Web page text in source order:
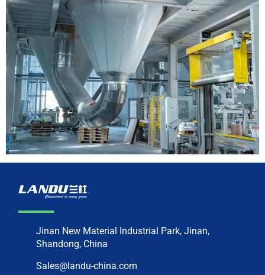
Jinan New Material Industrial Park, Jinan,
Shandong, China
Sales@landu-china.com